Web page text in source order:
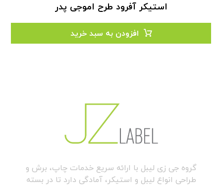
استیکر آفرود طرح اموجی پدر
افزودن به سبد خرید
گروه جی زی لیبل با ارائه سریع خدمات چاپ، برش و
طراحی انواع لیبل و استیکر، آمادگی دارد تا در بسته